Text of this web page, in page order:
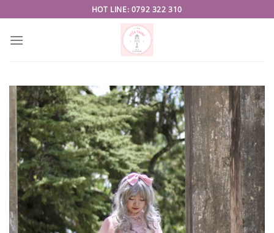
to
content
HOT LINE: 0792 322 310